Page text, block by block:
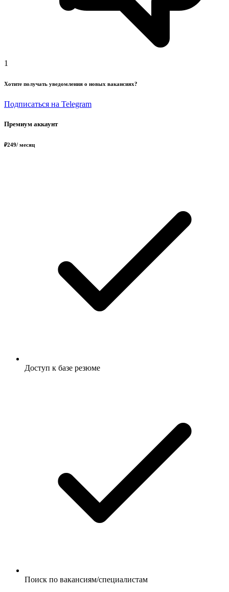
1
Хотите получать уведомления о новых вакансиях?
Подписаться на Telegram
Премиум аккаунт
₽249/ месяц
Доступ к базе резюме
Поиск по вакансиям/специалистам